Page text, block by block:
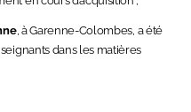
, à Garenne-Colombes, a été
dans les matières